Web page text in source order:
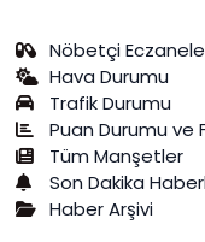
Nöbetçi
Hava Durumu
Trafik Durumu
Puan Durumu ve
Tüm Manşetler
Son Dakika
Haber Arşivi